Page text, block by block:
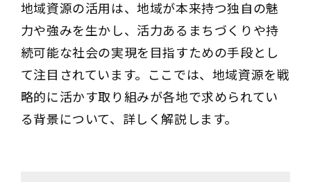
地域資源の活用は、地域が本来持つ独自の魅
力や強みを生かし、活力あるまちづくりや持
続可能な社会の実現を目指すための手段とし
て注目されています。ここでは、地域資源を戦
略的に活かす取り組みが各地で求められてい
る背景について、詳しく解説します。